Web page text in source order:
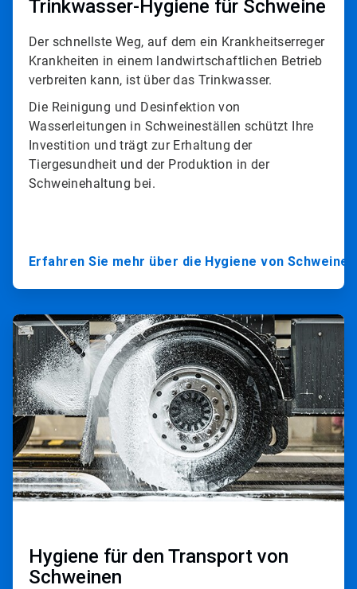
Trinkwasser-Hygiene für Schweine
Der schnellste Weg, auf dem ein Krankheitserreger
Krankheiten in einem landwirtschaftlichen Betrieb
verbreiten kann, ist über das Trinkwasser.​​​​​​​
Die Reinigung und Desinfektion von
Wasserleitungen in Schweineställen schützt Ihre
Investition und trägt zur Erhaltung der
Tiergesundheit und der Produktion in der
Schweinehaltung bei.​​​​​​​
Erfahren Sie mehr über die Hygiene von
ArticleTile
3
von
3
Hygiene für den Transport von
Schweinen